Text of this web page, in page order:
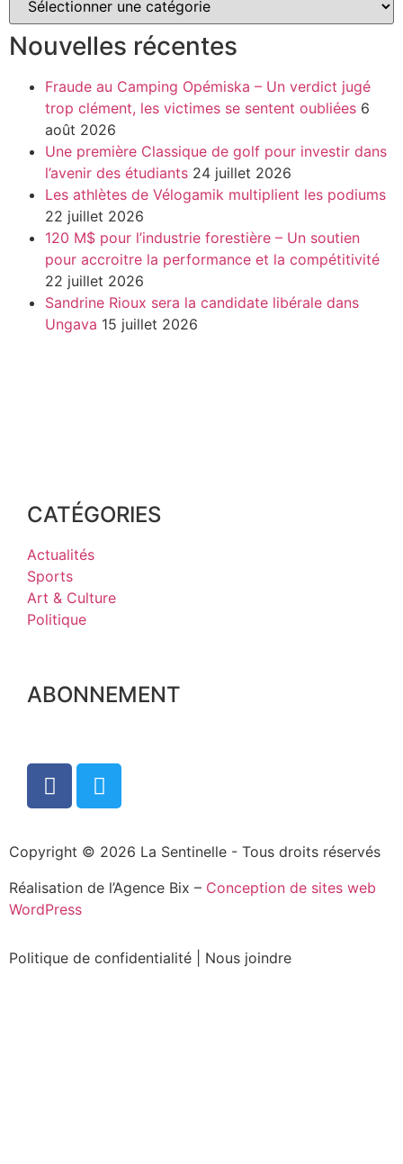
Nouvelles récentes
Fraude au Camping Opémiska – Un verdict jugé
trop clément, les victimes se sentent oubliées 6
août 2026
Une première Classique de golf pour investir dans
l’avenir des étudiants 24 juillet 2026
Les athlètes de Vélogamik multiplient les podiums
22 juillet 2026
120 M$ pour l’industrie forestière – Un soutien
pour accroitre la performance et la compétitivité
22 juillet 2026
Sandrine Rioux sera la candidate libérale dans
Ungava 15 juillet 2026
CATÉGORIES
Actualités
Sports
Art & Culture
Politique
ABONNEMENT
Copyright © 2026 La Sentinelle - Tous droits réservés
Réalisation de l’Agence Bix – Conception de sites web
WordPress
Politique de confidentialité Nous joindre